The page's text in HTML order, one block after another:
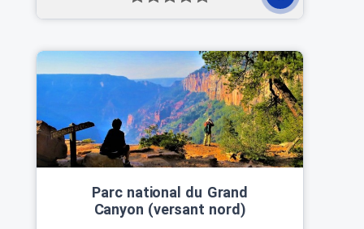
Parc national du Grand
Canyon (versant nord)